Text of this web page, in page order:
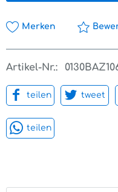
Merken
Artikel-Nr.:
teilen tweet
teilen